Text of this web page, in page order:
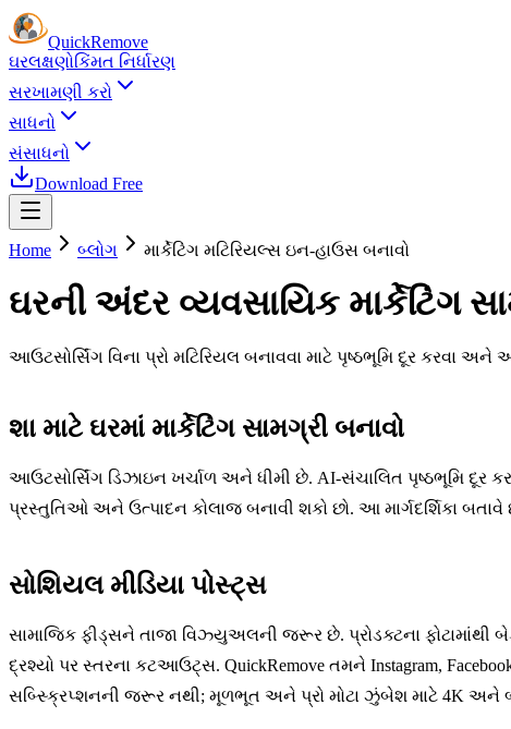
QuickRemove
ઘરલક્ષણોકિંમત નિર્ધારણ
સરખામણી કરો
સાધનો
સંસાધનો
Download Free
Home બ્લોગ માર્કેટિંગ મટિરિયલ્સ ઇન-હાઉસ બનાવો
ઘરની અંદર વ્યવસાયિક માર્કેટિંગ
આઉટસોર્સિંગ વિના પ્રો મટિરિયલ બનાવવા માટે પૃષ્ઠભૂમિ દૂર કરવા
શા માટે ઘરમાં માર્કેટિંગ સામગ્રી બનાવો
આઉટસોર્સિંગ ડિઝાઇન ખર્ચાળ અને ધીમી છે. AI-સંચાલિત પૃષ્ઠભૂમિ દૂર
પ્રસ્તુતિઓ અને ઉત્પાદન કોલાજ બનાવી શકો છો. આ માર્ગદર્શિકા
સોશિયલ મીડિયા પોસ્ટ્સ
સામાજિક ફીડ્સને તાજા વિઝ્યુઅલની જરૂર છે. પ્રોડક્ટના ફોટામાંથી
દ્રશ્યો પર સ્તરના કટઆઉટ્સ. QuickRemove તમને Instagram,
સબ્સ્ક્રિપ્શનની જરૂર નથી; મૂળભૂત અને પ્રો મોટા ઝુંબેશ માટે 4K અને